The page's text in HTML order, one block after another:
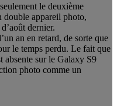
le deuxième
double appareil photo,
dernier.
an en retard, de sorte que
le temps perdu. Le fait que
absente sur le Galaxy S9
photo comme un